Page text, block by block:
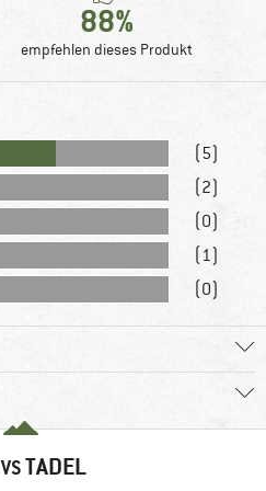
88%
empfehlen dieses Produkt
(5)
(2)
(0)
(1)
(0)
VSTADEL